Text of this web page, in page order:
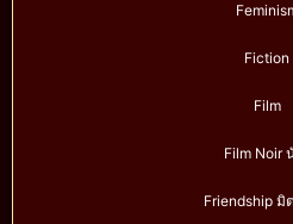
Fiction
Film
Film Noir
Friendship มิ